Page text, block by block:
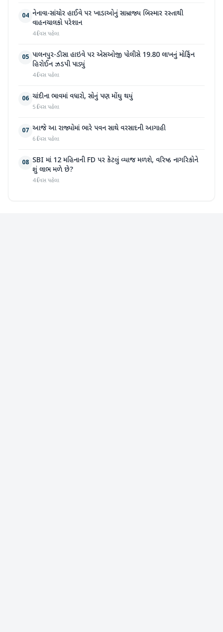
04 નેનાવા-સાંચોર હાઈવે પર ખાડાઓનું સામ્રાજ્ય બિસ્માર રસ્તાથી
વાહનચાલકો પરેશાન
4 દિવસ પહેલા
05 પાલનપુર-ડીસા હાઇવે પર એસઓજી પોલીસે 19.80 લાખનું મોર્ફિન
હિરોઈન ઝડપી પાડ્યું
4 દિવસ પહેલા
06 ચાંદીના ભાવમાં વધારો, સોનું પણ મોંઘુ થયું
5 દિવસ પહેલા
07 આજે આ રાજ્યોમાં ભારે પવન સાથે વરસાદની આગાહી
6 દિવસ પહેલા
08 SBI માં 12 મહિનાની FD પર કેટલું વ્યાજ મળશે, વરિષ્ઠ નાગરિકોને
શું લાભ મળે છે?
4 દિવસ પહેલા